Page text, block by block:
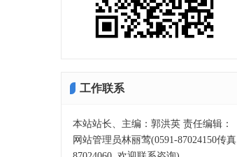
工作联系
本站站长、主编：郭洪英 责任编辑：
网站管理员林丽莺(0591-87024150传真